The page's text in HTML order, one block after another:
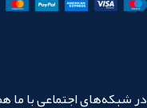
در شبکه‌های اجتماعی با ما